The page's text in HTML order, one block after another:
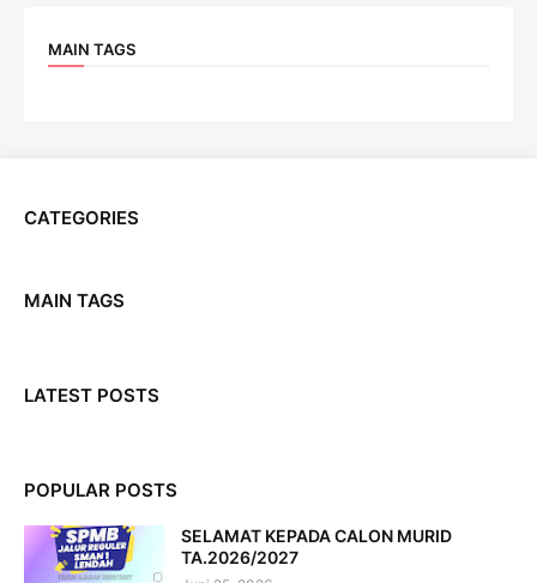
MAIN TAGS
CATEGORIES
MAIN TAGS
LATEST POSTS
POPULAR POSTS
SELAMAT KEPADA CALON MURID
TA.2026/2027